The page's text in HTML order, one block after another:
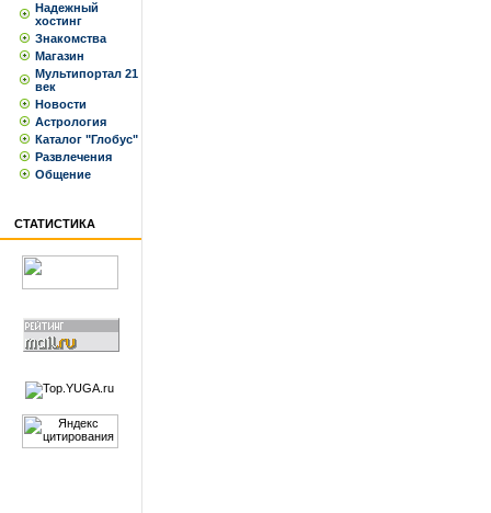
Надежный
хостинг
Знакомства
Магазин
Мультипортал 21
век
Новости
Астрология
Каталог "Глобус"
Развлечения
Общение
СТАТИСТИКА